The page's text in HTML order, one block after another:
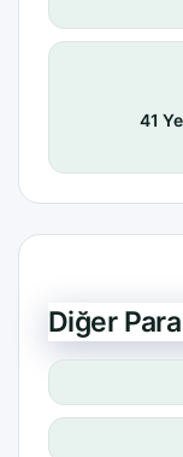
41
Diğer